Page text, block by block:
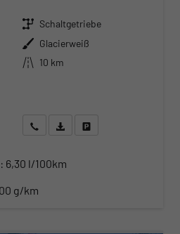
Getriebe Schaltgetriebe
Außenfarbe Glacierweiß
Kilometerstand
10 km
Wir rufen Sie anAngebot drucken (PDF)
6,30 l/100km
g/km